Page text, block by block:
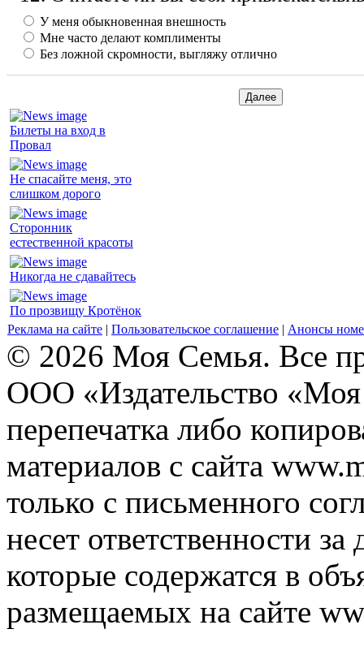
У меня обыкновенная внешность
Мне часто делают комплименты
Без ложной скромности, выгляжу отлично
Билеты на вход в
Провал
Не спасайте меня, это
слишком дорого
Сторонник
естественной красоты
Никогда не сдавайтесь
По прозвищу Кротёнок
Реклама на сайте | Пользовательское соглашение | Анонсы
© 2026 Моя Семья. Все
ООО «Издательство
перепечатка либо
материалов с сайта
только с письменного
несет ответственности
которые содержатся в
размещаемых на сайте